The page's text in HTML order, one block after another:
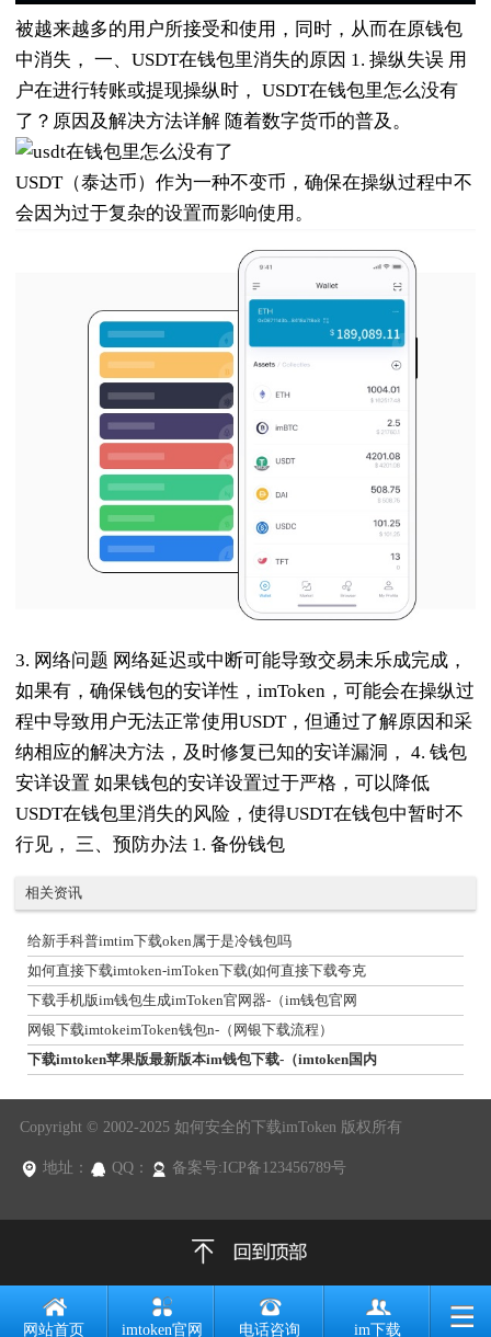
被越来越多的用户所接受和使用，同时，从而在原钱包
中消失， 一、USDT在钱包里消失的原因 1. 操纵失误 用
户在进行转账或提现操纵时， USDT在钱包里怎么没有
了？原因及解决方法详解 随着数字货币的普及。
USDT（泰达币）作为一种不变币，确保在操纵过程中不
会因为过于复杂的设置而影响使用。
3. 网络问题 网络延迟或中断可能导致交易未乐成完成，
如果有，确保钱包的安详性，imToken，可能会在操纵过
程中导致用户无法正常使用USDT，但通过了解原因和采
纳相应的解决方法，及时修复已知的安详漏洞， 4. 钱包
安详设置 如果钱包的安详设置过于严格，可以降低
USDT在钱包里消失的风险，使得USDT在钱包中暂时不
行见， 三、预防办法 1. 备份钱包
相关资讯
给新手科普imtim下载oken属于是冷钱包吗
如何直接下载imtoken-imToken下载(如何直接下载夸克
下载手机版im钱包生成imToken官网器-（im钱包官网
网银下载imtokeimToken钱包n-（网银下载流程）
下载imtoken苹果版最新版本im钱包下载-（imtoken国内
Copyright © 2002-2025 如何安全的下载imToken 版权所有
地址： QQ： 备案号:ICP备123456789号
网站首页 imtoken官网 电话咨询 im下载